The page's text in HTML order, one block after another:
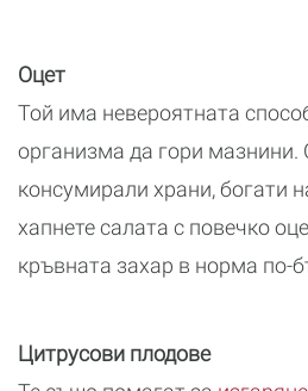
Оцет
Той има невероятната
организма да гори мазнини.
консумирали храни, богати
хапнете салата с повечко
кръвната захар в норма по-
Цитрусови плодове